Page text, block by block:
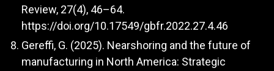
Review, 27(4), 46–64.
https://doi.org/10.17549/gbfr.2022.27.4.46
Gereffi, G. (2025). Nearshoring and the future of
manufacturing in North America: Strategic